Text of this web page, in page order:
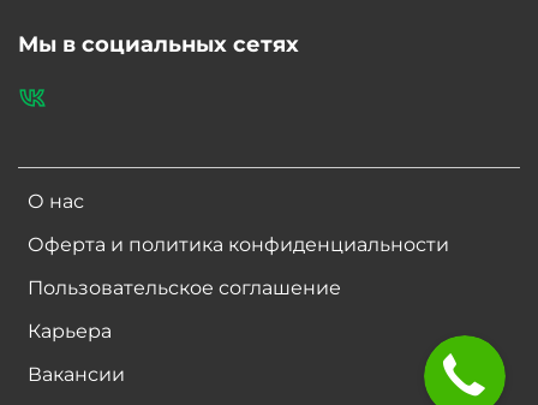
О нас
Оферта и политика конфиденциальности
Пользовательское соглашение
Карьера
Вакансии
Мы в социальных сетях